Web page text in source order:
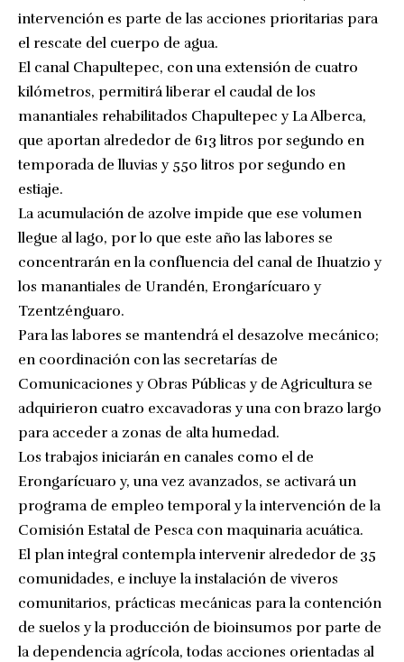
intervención es parte de las acciones prioritarias para
el rescate del cuerpo de agua.
El canal Chapultepec, con una extensión de cuatro
kilómetros, permitirá liberar el caudal de los
manantiales rehabilitados Chapultepec y La Alberca,
que aportan alrededor de 613 litros por segundo en
temporada de lluvias y 550 litros por segundo en
estiaje.
La acumulación de azolve impide que ese volumen
llegue al lago, por lo que este año las labores se
concentrarán en la confluencia del canal de Ihuatzio y
los manantiales de Urandén, Erongarícuaro y
Tzentzénguaro.
Para las labores se mantendrá el desazolve mecánico;
en coordinación con las secretarías de
Comunicaciones y Obras Públicas y de Agricultura se
adquirieron cuatro excavadoras y una con brazo largo
para acceder a zonas de alta humedad.
Los trabajos iniciarán en canales como el de
Erongarícuaro y, una vez avanzados, se activará un
programa de empleo temporal y la intervención de la
Comisión Estatal de Pesca con maquinaria acuática.
El plan integral contempla intervenir alrededor de 35
comunidades, e incluye la instalación de viveros
comunitarios, prácticas mecánicas para la contención
de suelos y la producción de bioinsumos por parte de
la dependencia agrícola, todas acciones orientadas al